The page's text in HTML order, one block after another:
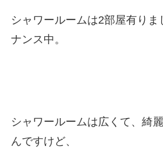
シャワールームは2部屋有り
ナンス中。
シャワールームは広くて、綺
んですけど、